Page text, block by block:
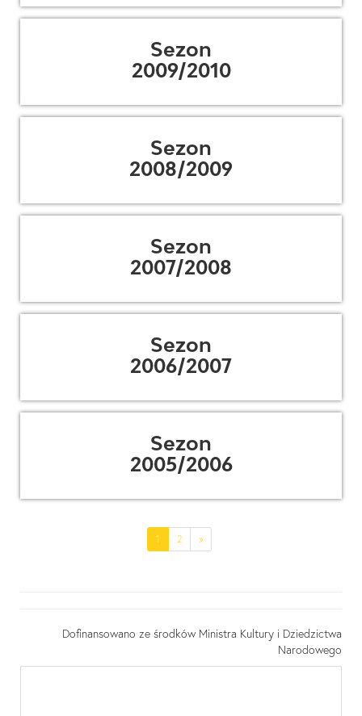
Sezon
2009/2010
Sezon
2008/2009
Sezon
2007/2008
Sezon
2006/2007
Sezon
2005/2006
1 (current)
2 »
Dofinansowano ze środków Ministra Kultury i Dziedzictwa
Narodowego